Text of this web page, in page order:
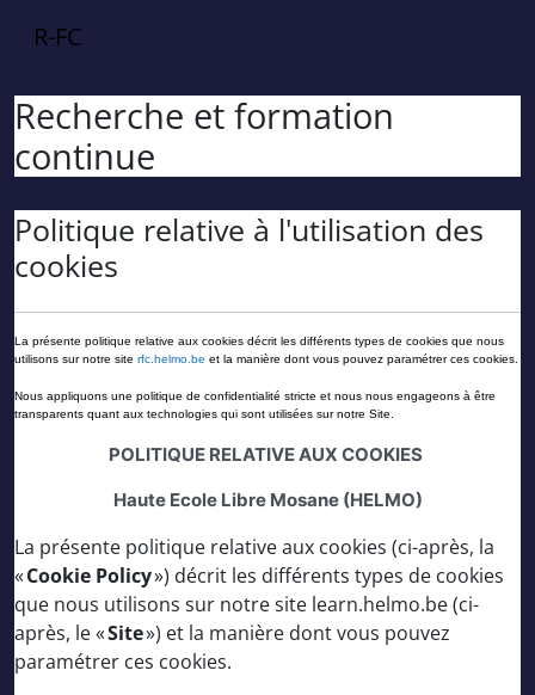
R-FC
Recherche et formation
continue
Politique relative à l'utilisation des
cookies
La présente politique relative aux cookies décrit les différents types de cookies que nous
utilisons sur notre site rfc .helmo.be et la manière dont vous pouvez paramétrer ces cookies.
Nous appliquons une politique de confidentialité stricte et nous nous engageons à être
transparents quant aux technologies qui sont utilisées sur notre Site.
POLITIQUE RELATIVE AUX COOKIES
Haute Ecole Libre Mosane(HELMO)
La présente politique relative aux cookies (ci-après, la
«Cookie Policy») décrit les différents types de cookies
que nous utilisons sur notre site learn.helmo.be (ci-
après, le «Site») et la manière dont vous pouvez
paramétrer ces cookies.